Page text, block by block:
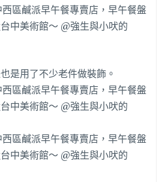
是用了不少老件做裝飾。